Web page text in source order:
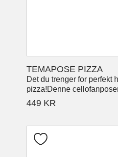
TEMAPOSE PIZZA
Det du trenger for perfekt
pizza!Denne
449 KR